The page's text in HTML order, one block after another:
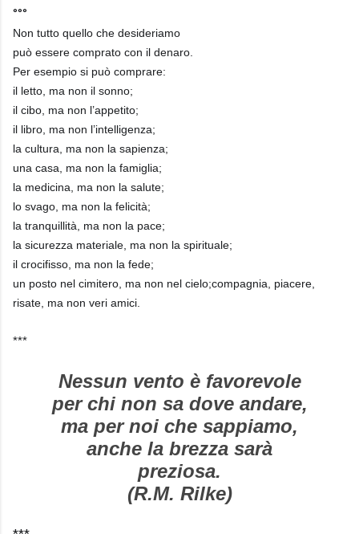
°°°
Non tutto quello che desideriamo
può essere comprato con il denaro.
Per esempio si può comprare:
il letto, ma non il sonno;
il cibo, ma non l’appetito;
il libro, ma non l’intelligenza;
la cultura, ma non la sapienza;
una casa, ma non la famiglia;
la medicina, ma non la salute;
lo svago, ma non la felicità;
la tranquillità, ma non la pace;
la sicurezza materiale, ma non la spirituale;
il crocifisso, ma non la fede;
un posto nel cimitero, ma non nel cielo;compagnia, piacere,
risate, ma non veri amici.
***
Nessun vento è favorevole
per chi non sa dove andare,
ma per noi che sappiamo,
anche la brezza sarà
preziosa.
(R.M. Rilke)